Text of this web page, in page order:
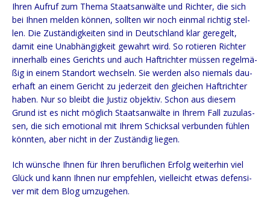
Ihren Auf­ruf zum The­ma Staats­an­wäl­te und Rich­ter, die sich
bei Ihnen mel­den kön­nen, soll­ten wir noch ein­mal rich­tig stel­
len. Die Zustän­dig­kei­ten sind in Deutsch­land klar gere­gelt,
damit eine Unab­hän­gig­keit gewahrt wird. So rotie­ren Rich­ter
inner­halb eines Gerichts und auch Haft­rich­ter müs­sen regel­mä­
ßig in einem Stand­ort wech­seln. Sie wer­den also nie­mals dau­
er­haft an einem Gericht zu jeder­zeit den glei­chen Haft­rich­ter
haben. Nur so bleibt die Jus­tiz objek­tiv. Schon aus die­sem
Grund ist es nicht mög­lich Staats­an­wäl­te in Ihrem Fall zuzu­las­
sen, die sich emo­tio­nal mit Ihrem Schick­sal ver­bun­den füh­len
könn­ten, aber nicht in der Zustän­dig liegen.
Ich wün­sche Ihnen für Ihren beruf­li­chen Erfolg wei­ter­hin viel
Glück und kann Ihnen nur emp­feh­len, viel­leicht etwas defen­si­
ver mit dem Blog umzugehen.